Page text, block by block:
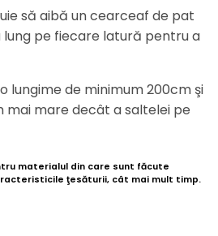
să aibă un cearceaf de pat
pe fiecare latură pentru a
lungime de minimum 200cm şi
mai mare decât a saltelei pe
materialul din care sunt făcute
ţesăturii, cât mai mult timp.